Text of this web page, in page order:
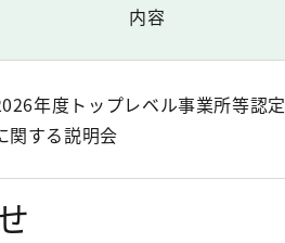
内容
年度トップレベル事業所等認定
関する説明会